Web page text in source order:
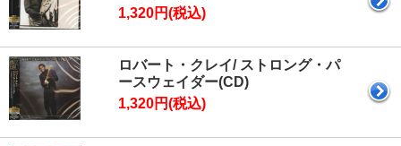
1,320円(税込)
ロバート・クレイ/ ストロング・パ
ースウェイダー(CD)
1,320円(税込)